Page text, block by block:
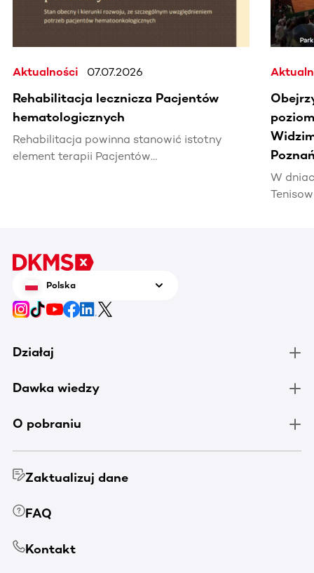
Aktualności 07.07.2026
Rehabilitacja lecznicza Pacjentów
hematologicznych
Rehabilitacja powinna stanowić istotny
element terapii Pacjentów
W
Polska
Działaj
Dawka wiedzy
O pobraniu
Zaktualizuj dane
FAQ
Kontakt